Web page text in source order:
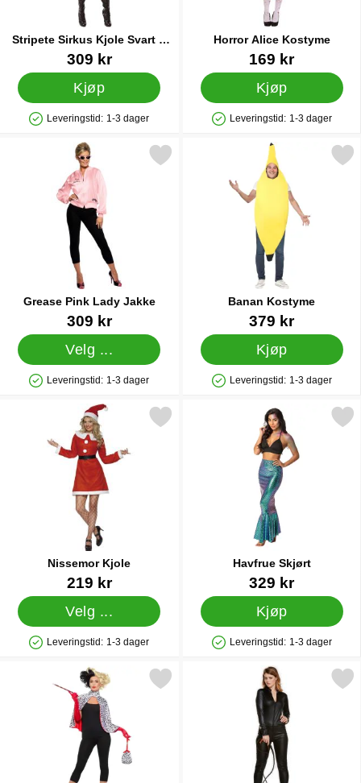
Stripete Sirkus Kjole Svart &
Hvit
Varenummer 24437
309 kr
Kjøp
Produkttilgjengelighet: På lager
Leveringstid: 1-3 dager
Horror Alice Kostyme
Varenummer 88697
169 kr
Kjøp
Produkttilgjengelighet: På lager
Leveringstid: 1-3 dager
Grease Pink Lady Jakke
Varenummer 6901
309 kr
Velg ...
Produkttilgjengelighet: På lager
Leveringstid: 1-3 dager
Merk grease Pink Lady Jakke som favoritt
Banan Kostyme
Varenummer 10262
379 kr
Kjøp
Produkttilgjengelighet: På lager
Leveringstid: 1-3 dager
Merk banan
Nissemor Kjole
Varenummer 12095
219 kr
Velg ...
Produkttilgjengelighet: På lager
Leveringstid: 1-3 dager
Merk nissemor Kjole som favoritt
Havfrue Skjørt
Varenummer 36737
329 kr
Kjøp
Produkttilgjengelighet: På lager
Leveringstid: 1-3 dager
Merk havfrue
Merk evil Madame Sett Deluxe som favorittMerk catsuit Svart